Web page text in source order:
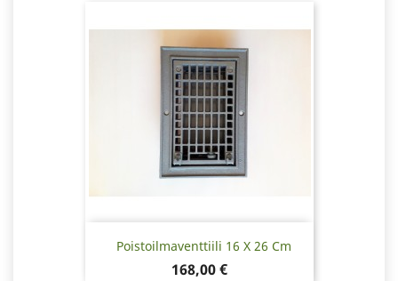
Poistoilmaventtiili 16 X 26 Cm
Hinta
168,00 €